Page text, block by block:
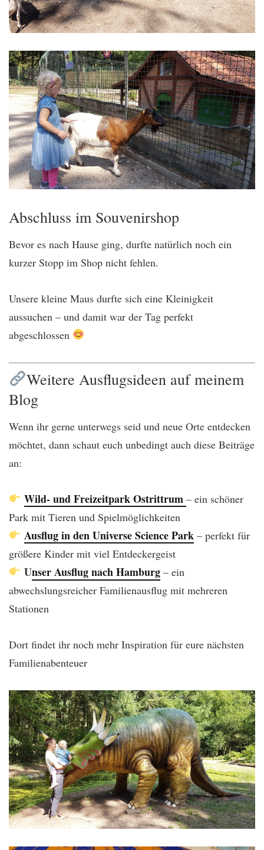
Abschluss im Souvenirshop
Bevor es nach Hause ging, durfte natürlich noch ein
kurzer Stopp im Shop nicht fehlen.
Unsere kleine Maus durfte sich eine Kleinigkeit
aussuchen – und damit war der Tag perfekt
abgeschlossen
Weitere Ausflugsideen auf meinem
Blog
Wenn ihr gerne unterwegs seid und neue Orte entdecken
möchtet, dann schaut euch unbedingt auch diese Beiträge
an:
Wild- und Freizeitpark Ostrittrum – ein schöner
Park mit Tieren und Spielmöglichkeiten
Ausflug in den Universe Science Park– perfekt für
größere Kinder mit viel Entdeckergeist
Unser Ausflug nach Hamburg– ein
abwechslungsreicher Familienausflug mit mehreren
Stationen
Dort findet ihr noch mehr Inspiration für eure nächsten
Familienabenteuer